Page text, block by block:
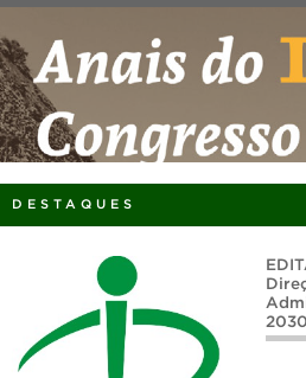
COBALTO
CONCURSOS
EDITAIS
INTERNACIONAL
PORTARIAS
Anais do I Congresso sobre o
DESTAQUES
2030